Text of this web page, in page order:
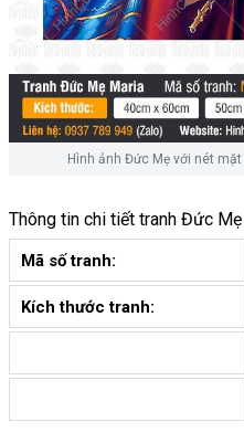
Hình ảnh Đức Mẹ với nét
Thông tin chi tiết tranh Đức Mẹ
Mã số tranh:
Kích thước tranh: